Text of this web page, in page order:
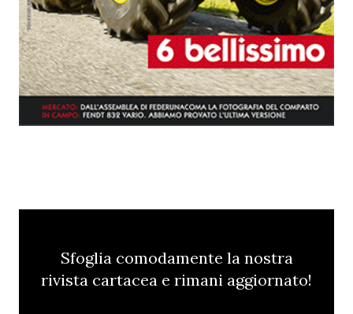
Sfoglia comodamente la nostra
rivista cartacea e rimani aggiornato!